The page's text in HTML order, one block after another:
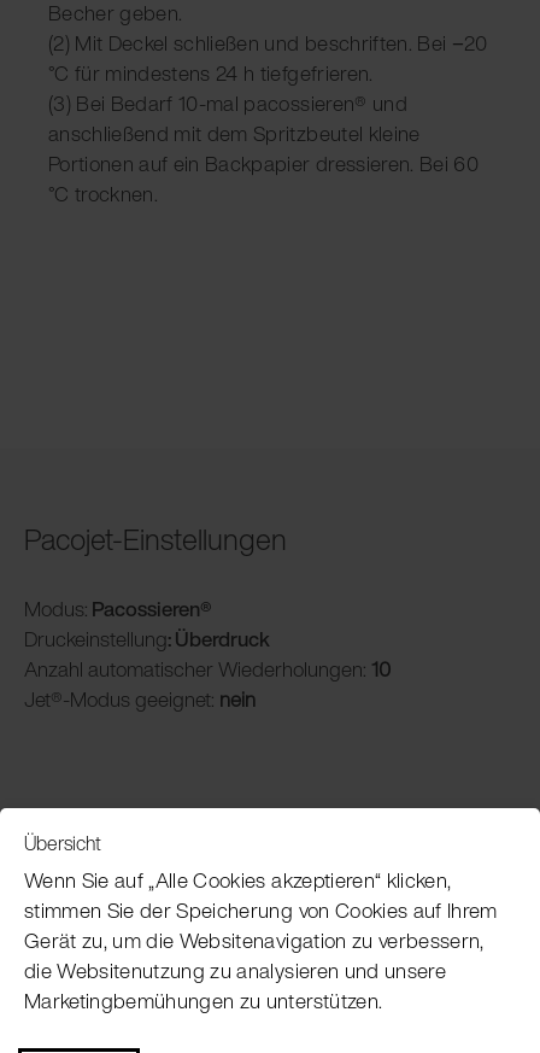
Becher geben.
(2) Mit Deckel schließen und beschriften. Bei −20
°C für mindestens 24 h tiefgefrieren.
(3) Bei Bedarf 10-mal pacossieren® und
anschließend mit dem Spritzbeutel kleine
Portionen auf ein Backpapier dressieren. Bei 60
°C trocknen.
Pacojet-Einstellungen
Modus: Pacossieren®
Druckeinstellung: Überdruck
Anzahl automatischer Wiederholungen: 10
Jet®-Modus geeignet: nein
Pacojet Newsletter
Möchten Sie regelmäßig über Neuigkeiten,
Übersicht
Wenn Sie auf „Alle Cookies akzeptieren“ klicken,
stimmen Sie der Speicherung von Cookies auf Ihrem
Gerät zu, um die Websitenavigation zu verbessern,
die Websitenutzung zu analysieren und unsere
Marketingbemühungen zu unterstützen.